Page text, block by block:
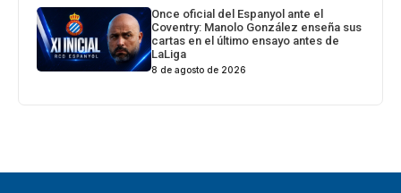
Once oficial del Espanyol ante el
Coventry: Manolo González enseña sus
cartas en el último ensayo antes de
LaLiga
8 de agosto de 2026